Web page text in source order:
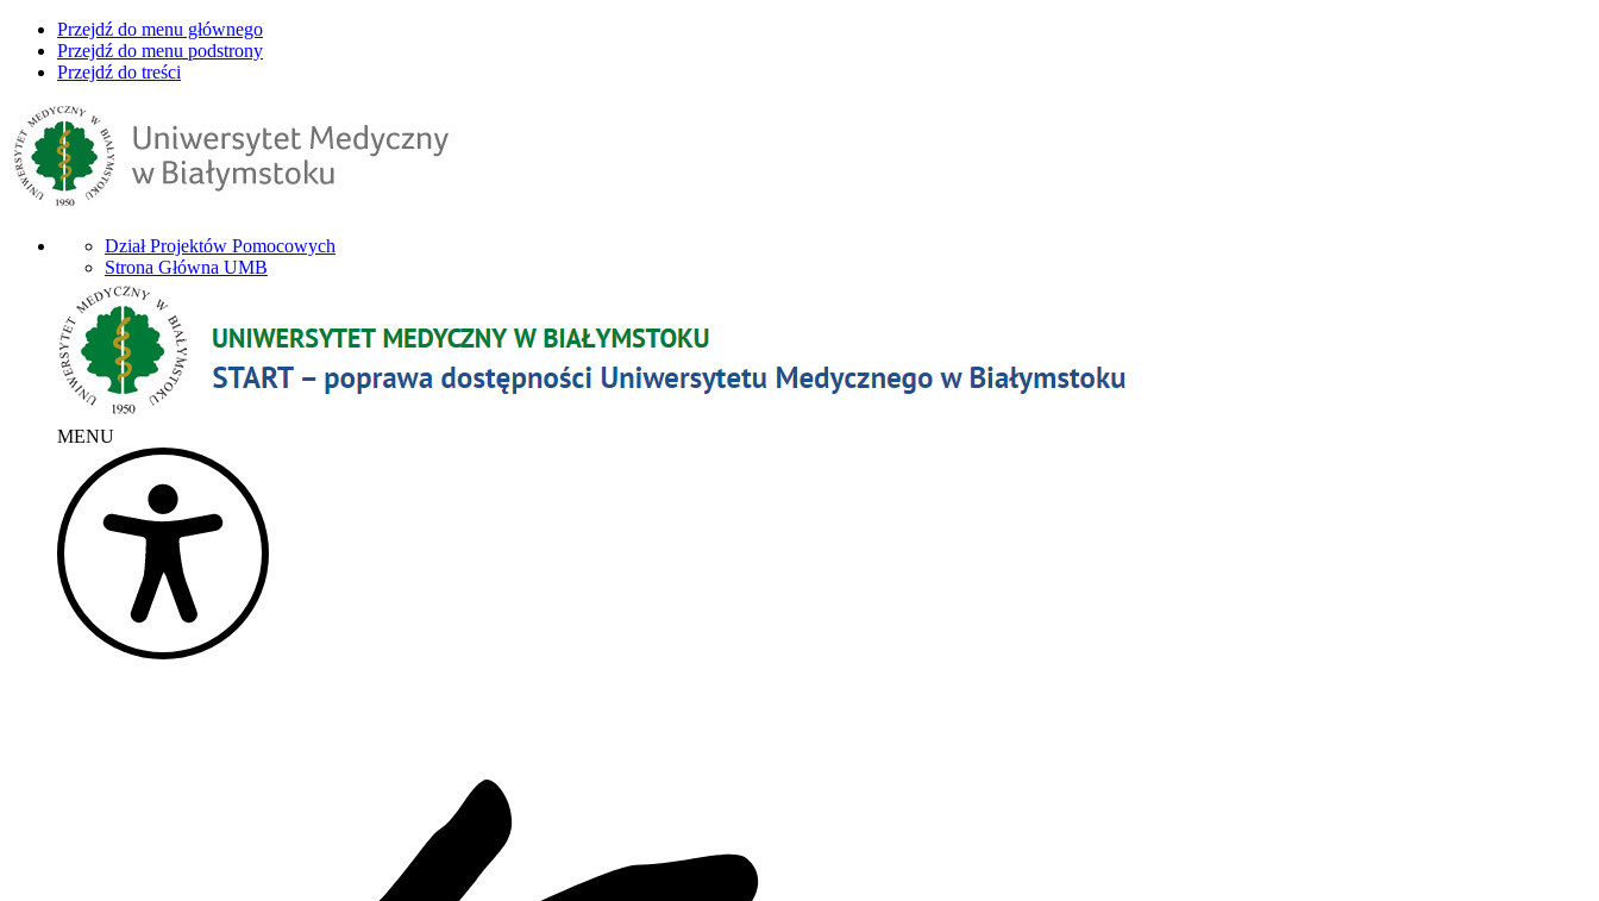
Przejdź do menu głównego
Przejdź do menu podstrony
Przejdź do treści
Dział Projektów Pomocowych
Strona Główna UMB
MENU